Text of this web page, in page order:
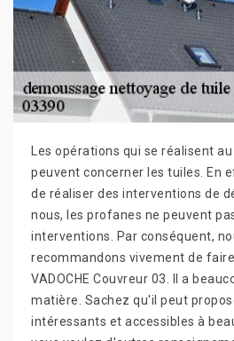
Les opérations qui se réalisent
peuvent concerner les tuiles. En
de réaliser des interventions de
nous, les profanes ne peuvent
interventions. Par conséquent,
recommandons vivement de
VADOCHE Couvreur 03. Il a
matière. Sachez qu'il peut
intéressants et accessibles à